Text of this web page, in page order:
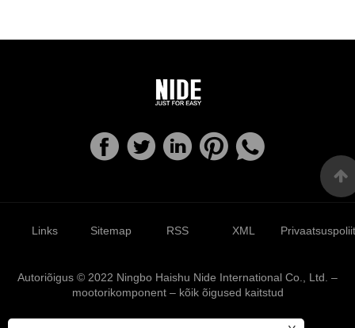
Links Sitemap RSS XML
Autoriõigus © 2022 Ningbo Haishu Nide International Co., Ltd. –
mootorikomponent – ​​kõik õigused kaitstud